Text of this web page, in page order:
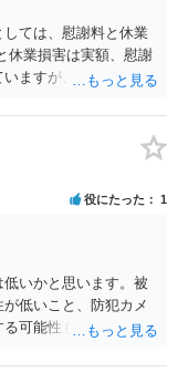
ては、慰謝料と休業
休業損害は実額、慰謝
ますが、全治１０日
そらく高い確率で費用
可能性が高いものと
に刑事手続が終了して
きないケースが多い
あっても加害者の身
弁償を受けておくこ
必要があります。
役にたった 1
いかと思います。被
低いこと、防犯カメ
可能性も低いこと、
)してしまいました。下